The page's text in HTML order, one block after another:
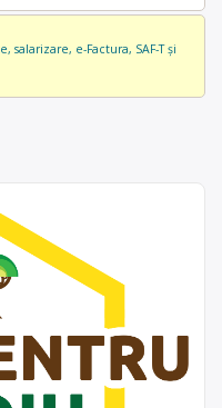
salarizare, e-Factura, SAF-T și